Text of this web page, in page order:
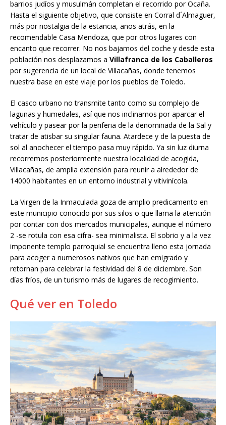
barrios judíos y musulmán completan el recorrido por Ocaña.
Hasta el siguiente objetivo, que consiste en Corral d´Almaguer,
más por nostalgia de la estancia, años atrás, en la
recomendable Casa Mendoza, que por otros lugares con
encanto que recorrer. No nos bajamos del coche y desde esta
población nos desplazamos a Villafranca de los Caballeros
por sugerencia de un local de Villacañas, donde tenemos
nuestra base en este viaje por los pueblos de Toledo.
El casco urbano no transmite tanto como su complejo de
lagunas y humedales, así que nos inclinamos por aparcar el
vehículo y pasear por la periferia de la denominada de la Sal y
tratar de atisbar su singular fauna. Atardece y de la puesta de
sol al anochecer el tiempo pasa muy rápido. Ya sin luz diurna
recorremos posteriormente nuestra localidad de acogida,
Villacañas, de amplia extensión para reunir a alrededor de
14000 habitantes en un entorno industrial y vitivinícola.
La Virgen de la Inmaculada goza de amplio predicamento en
este municipio conocido por sus silos o que llama la atención
por contar con dos mercados municipales, aunque el número
2 -se rotula con esa cifra- sea minimalista. El sobrio y a la vez
imponente templo parroquial se encuentra lleno esta jornada
para acoger a numerosos nativos que han emigrado y
retornan para celebrar la festividad del 8 de diciembre. Son
días fríos, de un turismo más de lugares de recogimiento.
Qué ver en Toledo